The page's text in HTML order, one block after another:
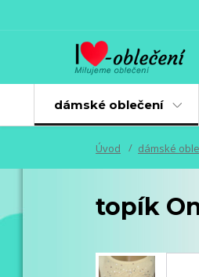
dámské oblečení
Úvod dámské
topík